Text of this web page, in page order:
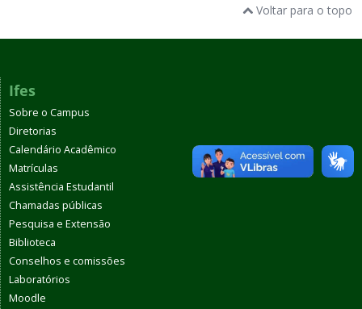
Voltar para o topo
Ifes
Sobre o Campus
Diretorias
Calendário Acadêmico
Matrículas
Assistência Estudantil
Chamadas públicas
Pesquisa e Extensão
Biblioteca
Conselhos e comissões
Laboratórios
Moodle